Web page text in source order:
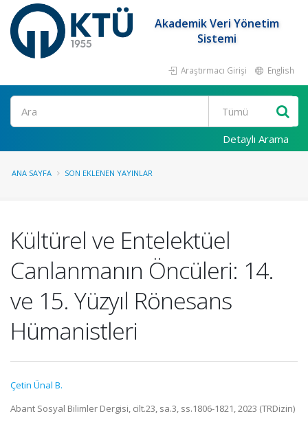
Akademik Veri Yönetim
Sistemi
Araştırmacı Girişi English
Ara
Detaylı Arama
ANA SAYFA SON EKLENEN YAYINLAR
Kültürel ve Entelektüel
Canlanmanın Öncüleri: 14.
ve 15. Yüzyıl Rönesans
Hümanistleri
Çetin Ünal B.
Abant Sosyal Bilimler Dergisi, cilt.23, sa.3, ss.1806-1821, 2023 (TRDizin)